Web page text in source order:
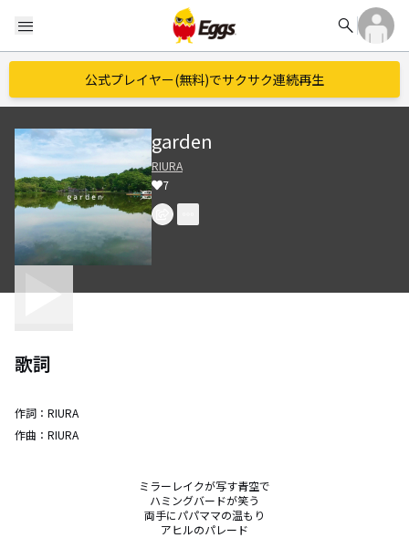
menu search
公式プレイヤー(無料)でサクサク連続再生
garden
RIURA
7
歌詞
作詞： RIURA
作曲： RIURA
ミラーレイクが写す青空で
ハミングバードが笑う
両手にパパママの温もり
アヒルのパレード